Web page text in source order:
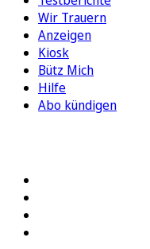
Wir Trauern
Anzeigen
Kiosk
Bütz Mich
Hilfe
Abo kündigen